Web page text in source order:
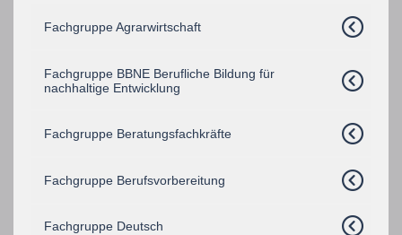
Fachgruppe Agrarwirtschaft
Fachgruppe BBNE Berufliche Bildung für
nachhaltige Entwicklung
Fachgruppe Beratungsfachkräfte
Fachgruppe Berufsvorbereitung
Fachgruppe Deutsch